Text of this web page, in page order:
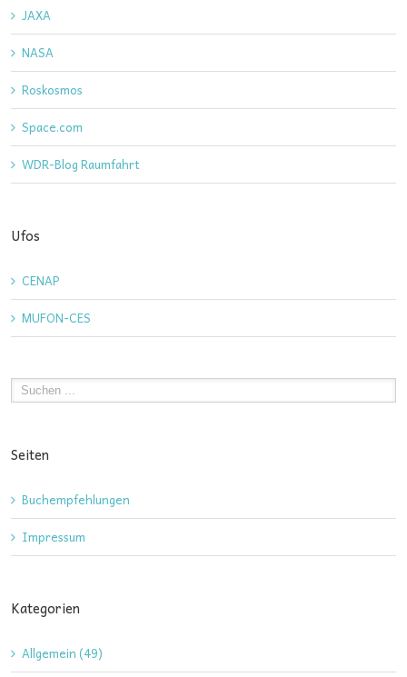
JAXA
NASA
Roskosmos
Space.com
WDR-Blog Raumfahrt
Ufos
CENAP
MUFON-CES
Seiten
Buchempfehlungen
Impressum
Kategorien
Allgemein (49)